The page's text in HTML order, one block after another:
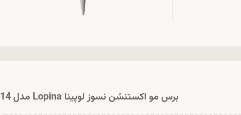
برس مو اکستنشن نسوز لوپینا Lopina مدل SH014